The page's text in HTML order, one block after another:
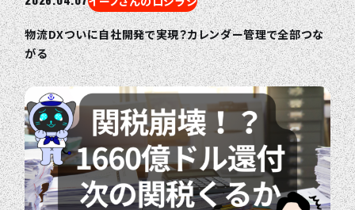
物流DXついに自社開発で実現？カレンダー管理で全部つな
がる